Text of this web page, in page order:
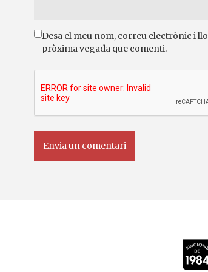
Desa el meu nom, correu electrònic i
pròxima vegada que comenti.